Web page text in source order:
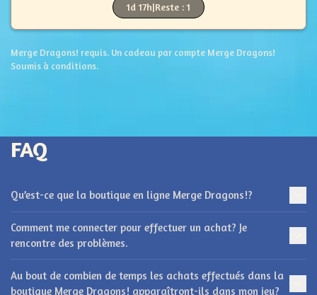
1d 17h|Reste : 1
Merge Dragons! requis. Un cadeau par compte Merge Dragons!
Soumis à conditions.
FAQ
Qu’est-ce que la boutique en ligne Merge Dragons!?
Comment me connecter pour effectuer un achat? Je
rencontre des problèmes.
Au bout de combien de temps les achats effectués dans la
boutique Merge Dragons! apparaîtront-ils dans mon jeu?